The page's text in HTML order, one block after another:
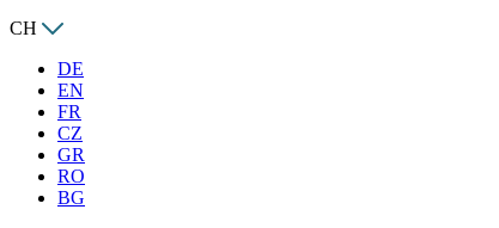
CH
DE
EN
FR
CZ
GR
RO
BG